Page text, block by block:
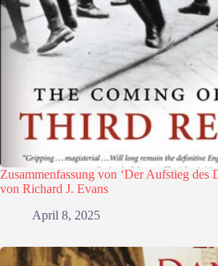
Zusammenfassung von ‘Der Aufstieg des
von Richard J. Evans
April 8, 2025